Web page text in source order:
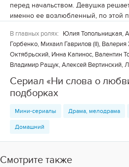
перед начальством. Девушка
именно ее возлюбленный, по этой
В главных ролях:
Юлия Топольницкая,
Горбенко, Михаил Гаврилов (II), Валерия
Октябрьский, Инна Капинос, Валентин
Владимир Ращук, Алексей Вертинский,
Сериал «Ни слова о
подборках
Мини-сериалы Драма, мелодрама
Домашний
Смотрите также